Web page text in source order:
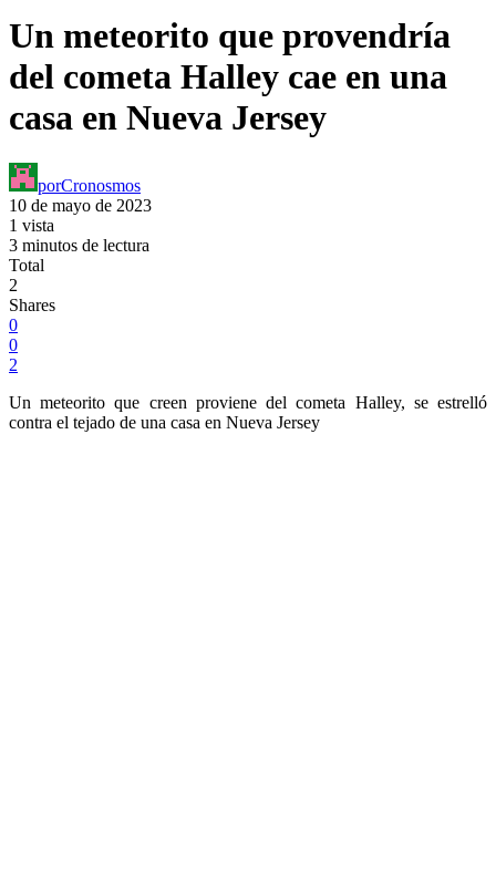
Un meteorito que provendría
del cometa Halley cae en una
casa en Nueva Jersey
porCronosmos
10 de mayo de 2023
1 vista
3 minutos de lectura
Total
2
Shares
0
0
2
Un meteorito que creen proviene del cometa Halley, se estrelló
contra el tejado de una casa en Nueva Jersey